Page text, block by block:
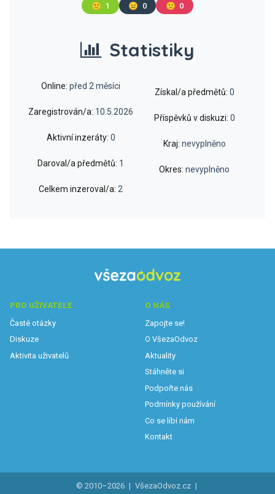
🙂 1 😐 0 🙁 0
Statistiky
Online: před 2 měsíci
Zaregistrován/a: 10.5.2026
Aktivní inzeráty: 0
Daroval/a předmětů: 1
Celkem inzeroval/a: 2
Získal/a předmětů: 0
Příspěvků v diskuzi: 0
Kraj: nevyplněno
Okres: nevyplněno
PRO UŽIVATELE
Časté otázky
Diskuze
Aktivita uživatelů
O NÁS
Zapojte se!
O VšezaOdvoz
Aktuality
Stáhněte si
Podpořte nás
Podmínky používání
Co se líbí nám
Kontakt
© 2010–2026 | VšezaOdvoz.cz |